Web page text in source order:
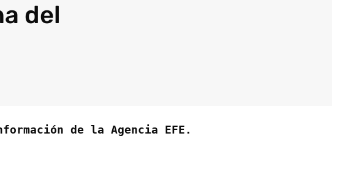
del
de la Agencia EFE.